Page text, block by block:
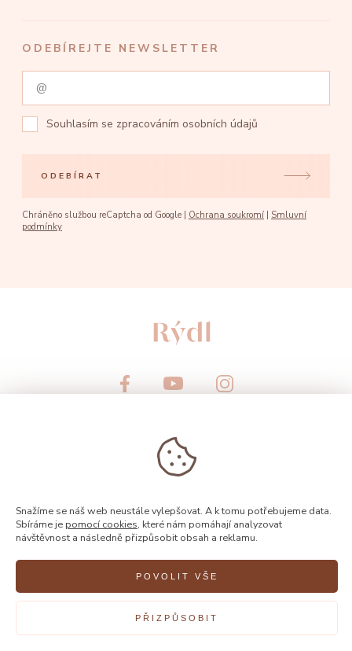
ODEBÍREJTE NEWSLETTER
Souhlasím se zpracováním osobních údajů
ODEBÍRAT
Chráněno službou reCaptcha od Google | Ochrana soukromí | Smluvní
podmínky
© 2026, Rýdl
Vytvořilo FEO
Snažíme se náš web neustále vylepšovat. A k tomu potřebujeme data.
Sbíráme je pomocí cookies, které nám pomáhají analyzovat
návštěvnost a následně přizpůsobit obsah a reklamu.
PŘIZPŮSOBIT
POVOLIT VŠE